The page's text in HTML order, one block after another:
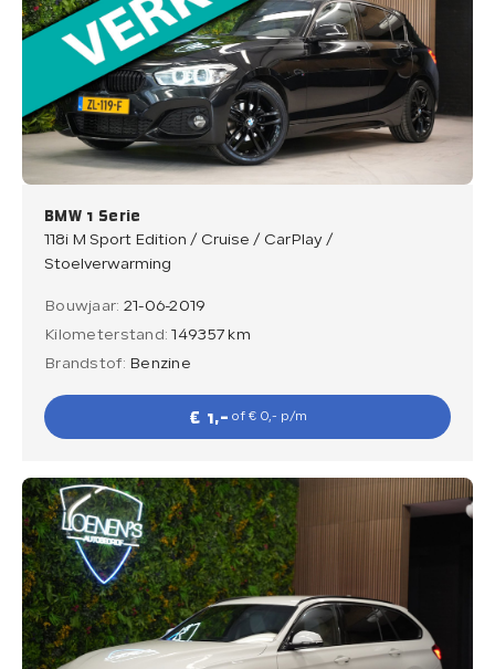
BMW 1 Serie
118i M Sport Edition / Cruise / CarPlay /
Stoelverwarming
Bouwjaar: 21-06-2019
Kilometerstand:149357 km
Brandstof: Benzine
€ 1,- of € 0,- p/m